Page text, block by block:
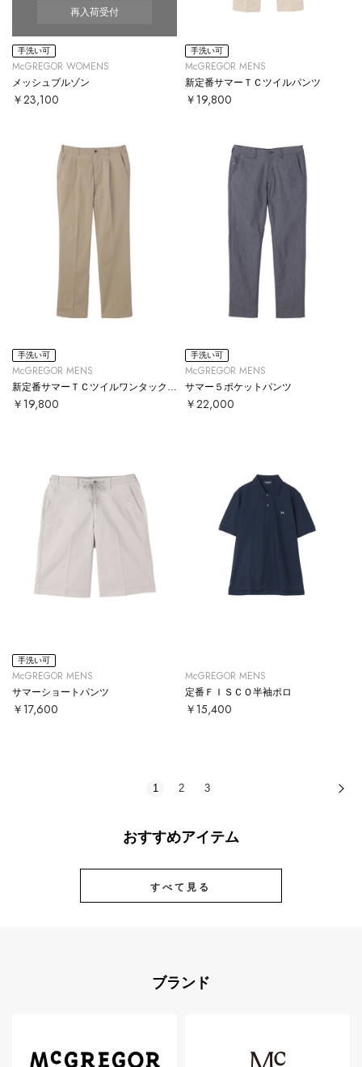
再入荷受付
手洗い可
McGREGOR WOMENS
メッシュブルゾン
￥23,100
手洗い可
McGREGOR MENS
新定番サマーＴＣツイルパンツ
￥19,800
手洗い可
McGREGOR MENS
新定番サマーＴＣツイルワンタックパンツ
￥19,800
手洗い可
McGREGOR MENS
サマー５ポケットパンツ
￥22,000
手洗い可
McGREGOR MENS
サマーショートパンツ
￥17,600
McGREGOR MENS
定番ＦＩＳＣＯ半袖ポロ
￥15,400
1 2 3
おすすめアイテム
すべて見る
ブランド